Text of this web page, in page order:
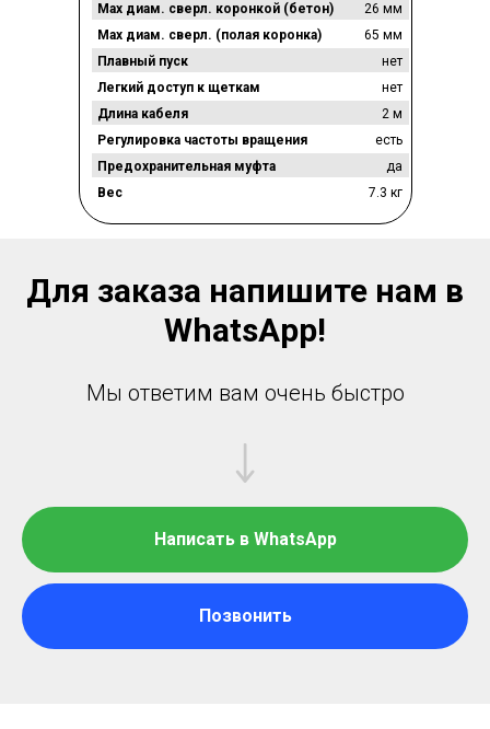
Max диам. сверл. коронкой (бетон)
Max диам. сверл. (полая коронка)
Плавный пуск
Легкий доступ к щеткам
Длина кабеля
Регулировка частоты вращения
Предохранительная муфта
Вес
26 мм
65 мм
нет
нет
2 м
есть
да
7.3 кг
Для заказа напишите нам в
WhatsApp!
Мы ответим вам очень быстро
Написать в WhatsApp
Позвонить